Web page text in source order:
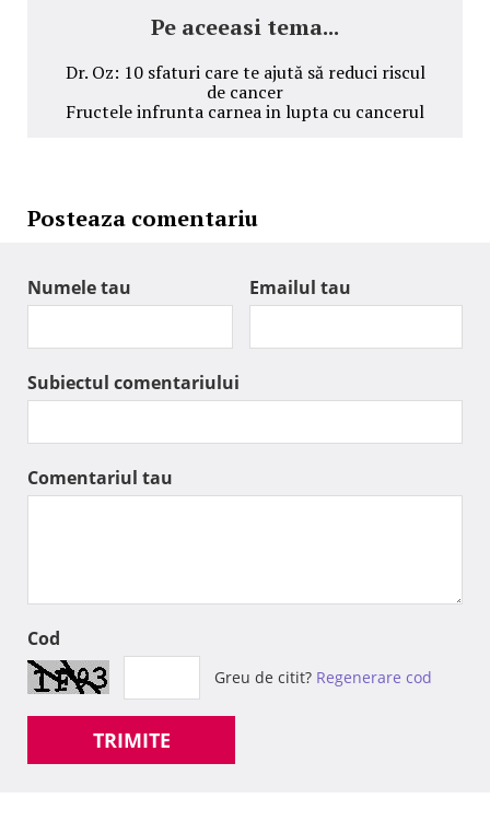
Pe aceeasi tema...
Dr. Oz: 10 sfaturi care te ajută să reduci riscul
de cancer
Fructele infrunta carnea in lupta cu cancerul
Posteaza comentariu
Numele tau Emailul tau
Subiectul comentariului
Comentariul tau
Cod
Greu de citit? Regenerare cod
TRIMITE